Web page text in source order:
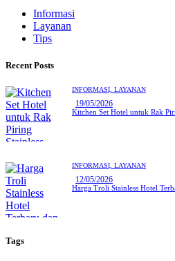
Informasi
Layanan
Tips
Recent Posts
INFORMASI, LAYANAN
19/05/2026
Kitchen Set Hotel untuk Rak
INFORMASI, LAYANAN
12/05/2026
Harga Troli Stainless Hotel
Tags